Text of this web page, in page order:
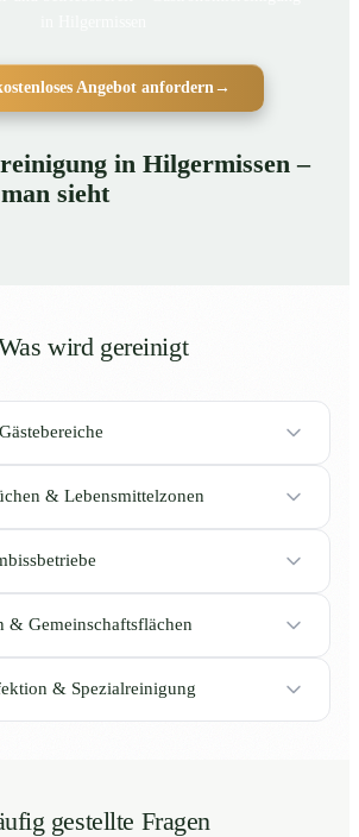
Angebot anfordern →
in Hilgermissen –
sieht
wird gereinigt
& Lebensmittelzonen
& Gemeinschaftsflächen
& Spezialreinigung
gestellte Fragen